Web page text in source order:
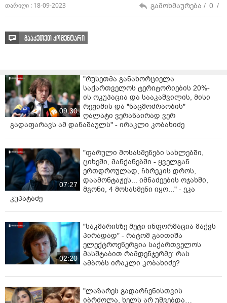
თარიღი : 18-09-2023 გამოხმაურება / 0 /
გააკეთეთ კომენტარი
09:30
"რუსეთმა განახორციელა
საქართველოს ტერიტორიების 20%-
ის ოკუპაცია და სააკაშვილის, მისი
რეჟიმის და "ნაცმოძრაობის"
ღალატი ვერანაირად ვერ
გადაფარავს ამ დანაშაულს" - ირაკლი კობახიძე
07:27
"ფარული მოსასმენები სახლებში,
ციხეში, მანქანებში - ყველგან
ერთდროულად, ჩხრეკის დროს,
დაამონტაჟეს... იმნაძეების ოჯახში,
მგონი, 4 მოსასმენი იყო..." - ეკა
კუპატაძე
02:20
"საკმარისზე მეტი ინფორმაცია მაქვს
პირადად" - რატომ გაითიშა
ელექტროენერგია საქართველოს
მასშტაბით რამდენჯერმე: რას
ამბობს ირაკლი კობახიძე?
"ლაზარეს გადარჩენისთვის
იბრძოლა, ხელს არ უშვებდა…